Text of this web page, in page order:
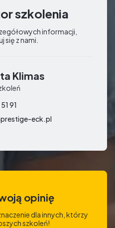
szkolenia
informacji,
się z nami.
Klimas
91
eck.pl
opinię
dla innych, którzy
szkoleń!